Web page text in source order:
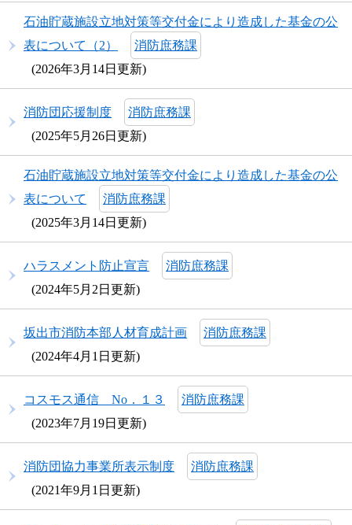
石油貯蔵施設立地対策等交付金により造成した基金の公
表について（2）
消防庶務課
2026年3月14日更新
消防団応援制度
消防庶務課
2025年5月26日更新
石油貯蔵施設立地対策等交付金により造成した基金の公
表について
消防庶務課
2025年3月14日更新
ハラスメント防止宣言
消防庶務課
2024年5月2日更新
坂出市消防本部人材育成計画
消防庶務課
2024年4月1日更新
コスモス通信 No．１３
消防庶務課
2023年7月19日更新
消防団協力事業所表示制度
消防庶務課
2021年9月1日更新